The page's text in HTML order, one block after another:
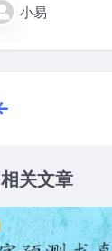
小易
相关文章